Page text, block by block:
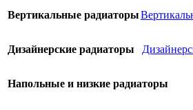
Вертикальные радиаторы
Дизайнерские радиаторы
Напольные и низкие радиаторы